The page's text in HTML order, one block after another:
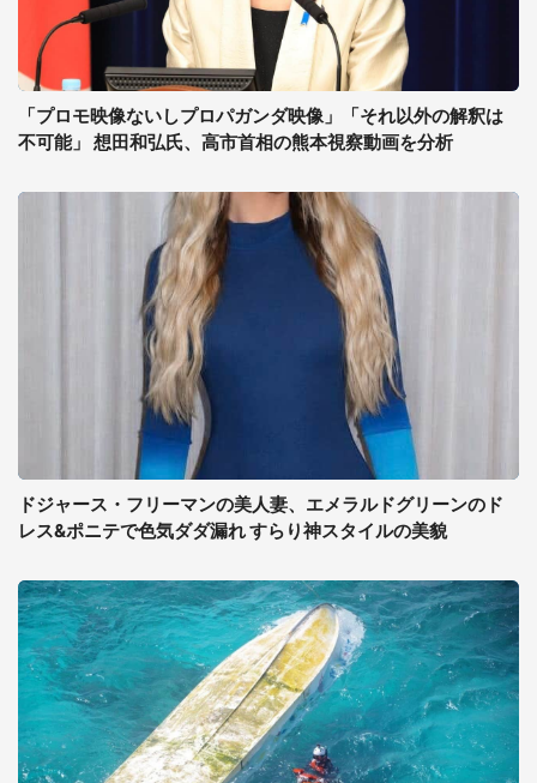
「プロモ映像ないしプロパガンダ映像」「それ以外の解釈は
不可能」 想田和弘氏、高市首相の熊本視察動画を分析
ドジャース・フリーマンの美人妻、エメラルドグリーンのド
レス&ポニテで色気ダダ漏れ すらり神スタイルの美貌